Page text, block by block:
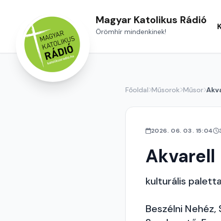
Magyar Katolikus Rádió
Örömhír mindenkinek!
Főoldal Műsorok Műsor
2026. 06. 03. 15:04
Akvarell
kulturális
Beszélni